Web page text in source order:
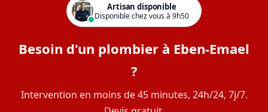
Artisan disponible
Disponible chez vous à 9h50
Besoin d'un plombier à Eben-Emael
?
Intervention en moins de 45 minutes, 24h/24, 7j/7.